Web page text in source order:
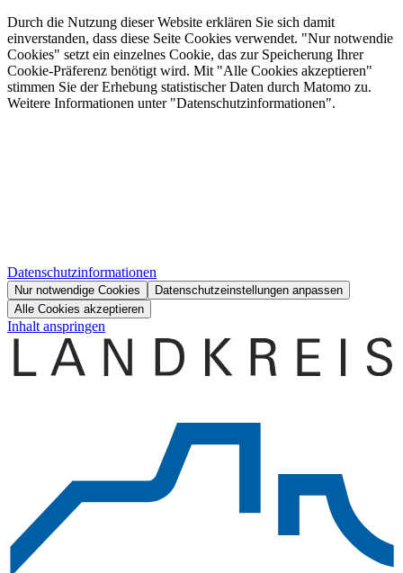
Durch die Nutzung dieser Website erklären Sie sich damit
einverstanden, dass diese Seite Cookies verwendet. "Nur notwendie
Cookies" setzt ein einzelnes Cookie, das zur Speicherung Ihrer
Cookie-Präferenz benötigt wird. Mit "Alle Cookies akzeptieren"
stimmen Sie der Erhebung statistischer Daten durch Matomo zu.
Weitere Informationen unter "Datenschutzinformationen".
Datenschutzinformationen
Nur notwendige Cookies
Datenschutzeinstellungen anpassen
Alle Cookies akzeptieren
Inhalt anspringen